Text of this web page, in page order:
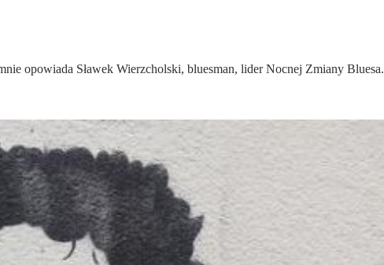
opowiada Sławek Wierzcholski, bluesman, lider Nocnej Zmiany Bluesa.